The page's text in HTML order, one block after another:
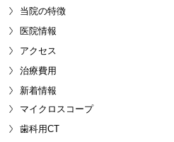
当院の特徴
医院情報
アクセス
治療費用
新着情報
マイクロスコープ
歯科用CT